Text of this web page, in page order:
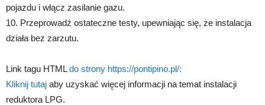
pojazdu i włącz zasilanie gazu.
10. Przeprowadź ostateczne testy, upewniając się, że instalacja
działa bez zarzutu.
Link tagu HTMLdo strony https://pontipino.pl/:
Kliknij tutaj aby uzyskać więcej informacji na temat instalacji
reduktora LPG.